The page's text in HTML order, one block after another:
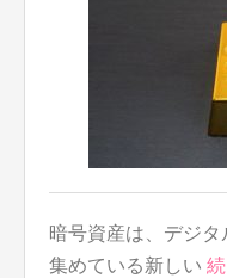
暗号資産は、デジ
集めている新しい